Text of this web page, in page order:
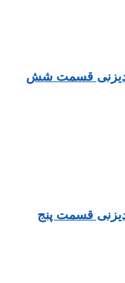
دیزنی قسمت شش
قسمت پنج